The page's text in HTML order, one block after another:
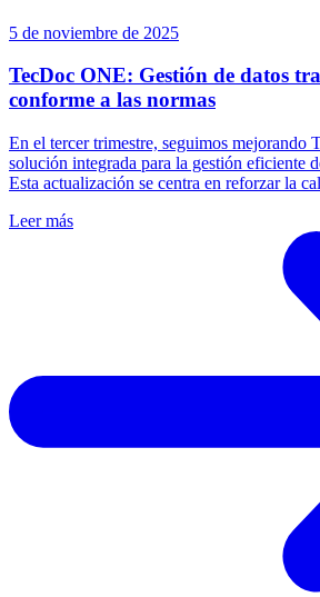
5 de noviembre de 2025
TecDoc ONE: Gestión de datos
conforme a las normas
En el tercer trimestre, seguimos mejorando
solución integrada para la gestión eficiente
Esta actualización se centra en reforzar la
Leer más